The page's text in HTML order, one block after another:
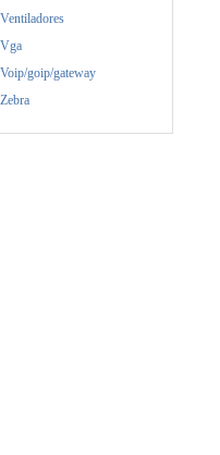
Ventiladores
Vga
Voip/goip/gateway
Zebra